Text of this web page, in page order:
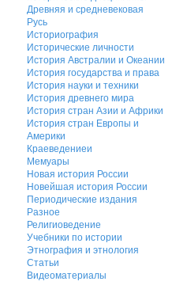
Древняя и средневековая
Русь
Историография
Исторические личности
История Австралии и Океании
История государства и права
История науки и техники
История древнего мира
История стран Азии и Африки
История стран Европы и
Америки
Краеведениеи
Мемуары
Новая история России
Новейшая история России
Периодические издания
Разное
Религиоведение
Учебники по истории
Этнография и этнология
Статьи
Видеоматериалы